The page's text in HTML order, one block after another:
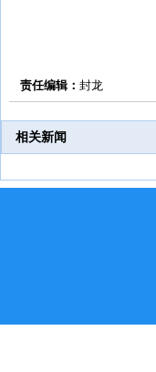
责任编辑： 封龙
相关新闻